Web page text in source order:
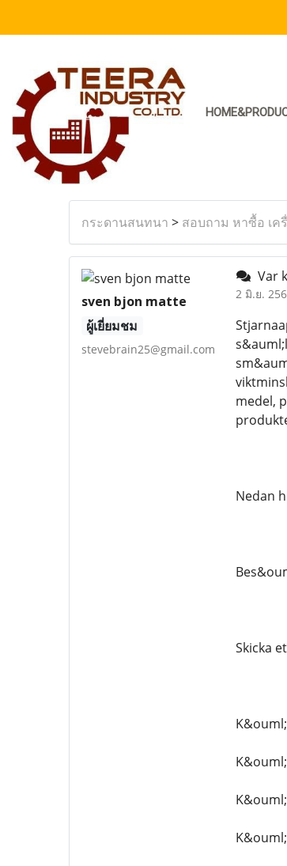
กระดานสนทนา > สอบถาม หาซื้อ เค
sven bjon matte
ผู้เยี่ยมชม
stevebrain25@gmail.com
Var
2 มิ.ย.
medel,
Nedan
Skicka